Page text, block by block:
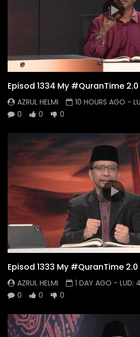
Episod 1334 My #QuranTime 2.0
AZRUL HELMI 10 HOURS AGO -
0
0 0
Episod 1333 My #QuranTime 2.0
AZRUL HELMI 1 DAY AGO - LUD:
0
0 0